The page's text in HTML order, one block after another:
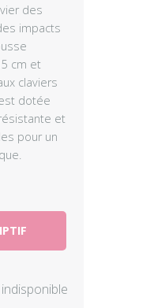
des
impacts
cm et
claviers
dotée
et
pour un